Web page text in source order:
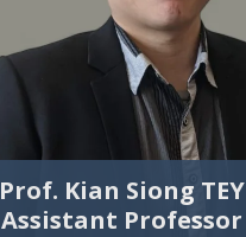
Prof. Kian Siong TEY
Assistant Professor